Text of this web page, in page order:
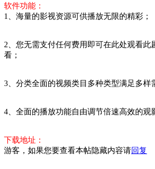
软件功能：
1、海量的影视资源可供播放无限的精彩；
2、您无需支付任何费用即可在此处观看此
看；
3、分类全面的视频类目多种类型满足多样
4、全面的播放功能自由调节倍速高效的观
下载地址：
游客，如果您要查看本帖隐藏内容请回复